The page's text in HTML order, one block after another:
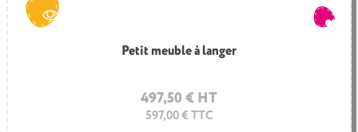
Petit meuble à langer
497,50 € HT
597,00 € TTC
Petit meuble de déshabillage
768,00 € HT
921,60 € TTC